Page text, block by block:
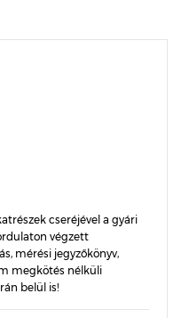
cseréjével a gyári
végzett
mérési jegyzőkönyv,
megkötés nélküli
belül is!